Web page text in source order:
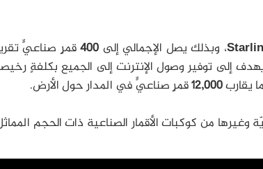
، وبذلك يصل الإجمالي إلى 400قمرٍ صناعيٍّ
إلى توفير وصول الإنترنت إلى الجميع بكلفةٍ
يقارب12,000قمرٍ صناعيٍّ في المدار حول الأرض.
وغيرها من كوكبات الأقمار الصناعية ذات الحجم